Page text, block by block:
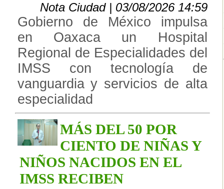
Nota Ciudad | 03/08/2026 14:59
Gobierno de México impulsa
en Oaxaca un Hospital
Regional de Especialidades del
IMSS con tecnología de
vanguardia y servicios de alta
especialidad
MÁS DEL 50 POR
CIENTO DE NIÑAS Y
NIÑOS NACIDOS EN EL
IMSS RECIBEN